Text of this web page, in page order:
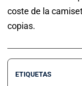
coste de la
copias.
ETIQUETAS